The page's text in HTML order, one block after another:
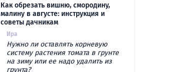
Как обрезать вишню, смородину,
малину в августе: инструкция и
советы дачникам
Ира
Нужно ли оставлять корневую
систему растения томата в грунте
на зиму или ее надо удалить из
грунта?